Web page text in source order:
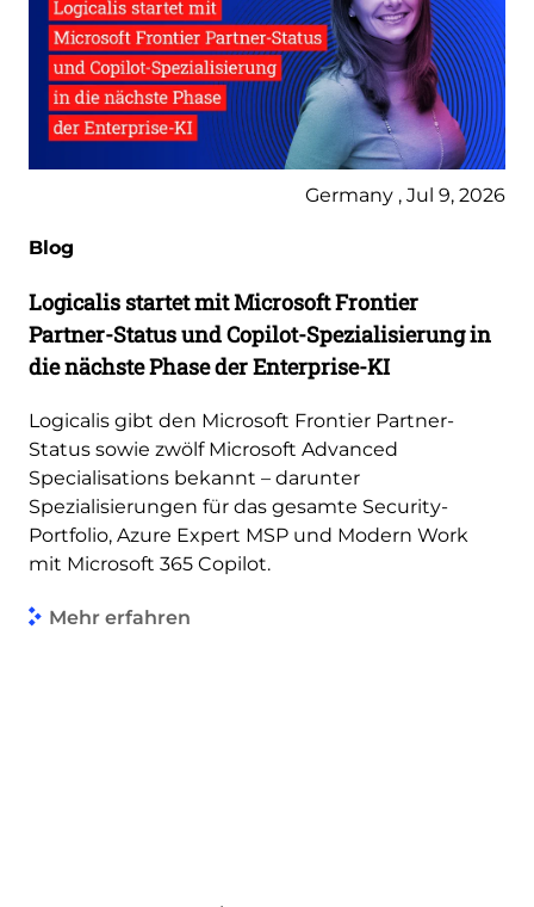
Germany , Jul 9, 2026
Blog
Logicalis startet mit Microsoft Frontier
Partner-Status und Copilot-Spezialisierung in
die nächste Phase der Enterprise-KI
Logicalis gibt den Microsoft Frontier Partner-
Status sowie zwölf Microsoft Advanced
Specialisations bekannt – darunter
Spezialisierungen für das gesamte Security-
Portfolio, Azure Expert MSP und Modern Work
mit Microsoft 365 Copilot.
Mehr erfahren